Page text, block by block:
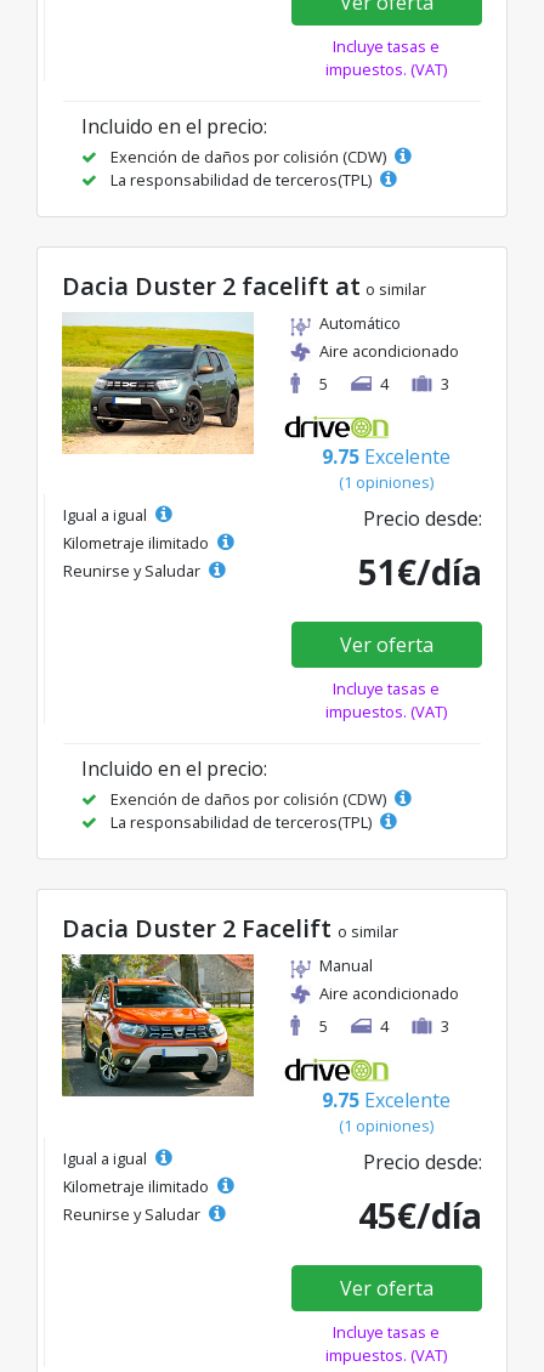
Incluye tasas e
impuestos. (VAT)
Incluido en el precio:
Exención de daños por colisión (CDW)
La responsabilidad de terceros(TPL)
Dacia Duster 2 facelift at o similar
Automático
Aire acondicionado
5
4 3
9.75 Excelente
(1 opiniones)
Igual a igual
Kilometraje ilimitado
Reunirse y Saludar
Precio desde:
51€/día
Ver oferta
Incluye tasas e
impuestos. (VAT)
Incluido en el precio:
Exención de daños por colisión (CDW)
La responsabilidad de terceros(TPL)
Dacia Duster 2 Facelift o similar
Manual
Aire acondicionado
5
4 3
9.75 Excelente
(1 opiniones)
Igual a igual
Kilometraje ilimitado
Reunirse y Saludar
Precio desde:
45€/día
Ver oferta
Incluye tasas e
impuestos. (VAT)